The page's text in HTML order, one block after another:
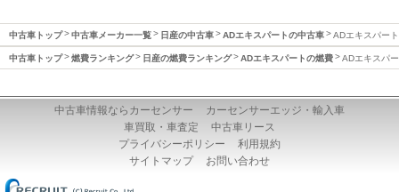
中古車トップ 中古車メーカー一覧 日産の中古車 ADエキスパートの中古車 ADエキスパー
中古車トップ 燃費ランキング 日産の燃費ランキング ADエキスパートの燃費 ADエキスパ
中古車情報ならカーセンサー
カーセンサーエッジ・輸入車
車買取・車査定
中古車リース
プライバシーポリシー
利用規約
サイトマップ
お問い合わせ